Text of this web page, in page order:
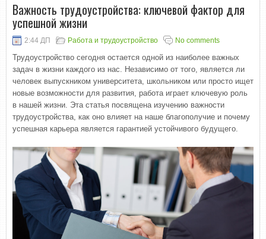
Важность трудоустройства: ключевой фактор для
успешной жизни
2:44 ДП Работа и трудоустройство No comments
Трудоустройство сегодня остается одной из наиболее важных
задач в жизни каждого из нас. Независимо от того, является ли
человек выпускником университета, школьником или просто ищет
новые возможности для развития, работа играет ключевую роль
в нашей жизни. Эта статья посвящена изучению важности
трудоустройства, как оно влияет на наше благополучие и почему
успешная карьера является гарантией устойчивого будущего.